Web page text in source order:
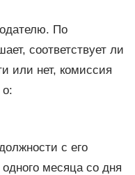
По
соответствует ли
или нет, комиссия
с его
месяца со дня